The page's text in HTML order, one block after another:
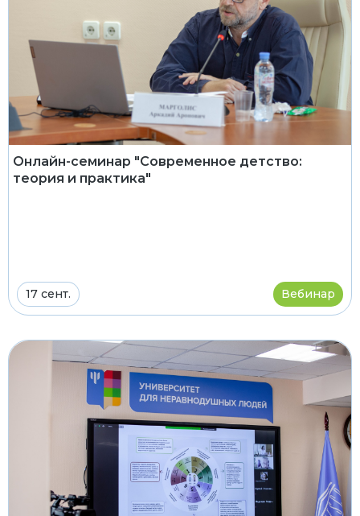
Онлайн-семинар "Современное детство:
теория и практика"
17 сент. Вебинар